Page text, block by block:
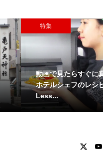
特集
動画で見たらすぐに
ホテルシェフのレシ
Less...